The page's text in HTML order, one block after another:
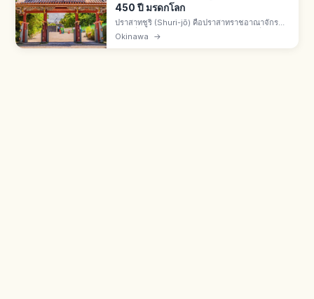
450 ปี มรดกโลก
ปราสาทชูริ (Shuri-jō) คือปราสาทราชอาณาจักร
ริวกิวที่นาฮะ จ.โอกินาวะ สร้างราวศตวรรษที่ 14
Okinawa →